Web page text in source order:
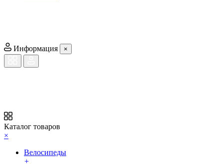
Информация ×
Каталог товаров
×
Велосипеды
+